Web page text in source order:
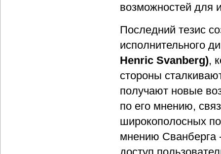
возможностей для
Последний тезис
исполнительного
Henric Svanberg),
стороны
получают новые
по его мнению,
широкополосных
мнению Сванберга